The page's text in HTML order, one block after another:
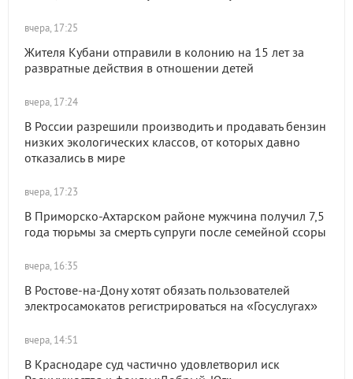
вчера, 17:25
Жителя Кубани отправили в колонию на 15 лет за
развратные действия в отношении детей
вчера, 17:24
В России разрешили производить и продавать бензин
низких экологических классов, от которых давно
отказались в мире
вчера, 17:23
В Приморско-Ахтарском районе мужчина получил 7,5
года тюрьмы за смерть супруги после семейной ссоры
вчера, 16:35
В Ростове-на-Дону хотят обязать пользователей
электросамокатов регистрироваться на «Госуслугах»
вчера, 14:51
В Краснодаре суд частично удовлетворил иск